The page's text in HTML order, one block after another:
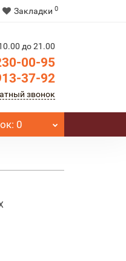
Закладки 0
до 21.00
00-95
37-92
звонок
: 0